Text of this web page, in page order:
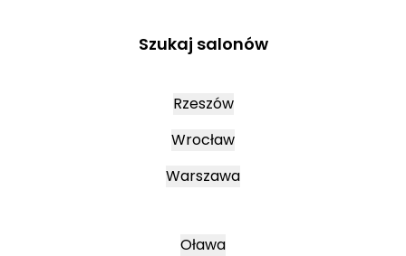
Szukaj salonów
Rzeszów
Wrocław
Warszawa
Oława